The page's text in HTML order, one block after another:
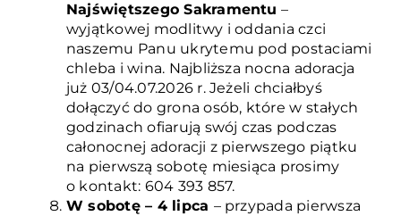
Najświętszego Sakramentu –
wyjątkowej modlitwy i oddania czci
naszemu Panu ukrytemu pod postaciami
chleba i wina. Najbliższa nocna adoracja
już 03/04.07.2026 r. Jeżeli chciałbyś
dołączyć do grona osób, które w stałych
godzinach ofiarują swój czas podczas
całonocnej adoracji z pierwszego piątku
na pierwszą sobotę miesiąca prosimy
o kontakt: 604 393 857.
W sobotę – 4 lipca – przypada pierwsza